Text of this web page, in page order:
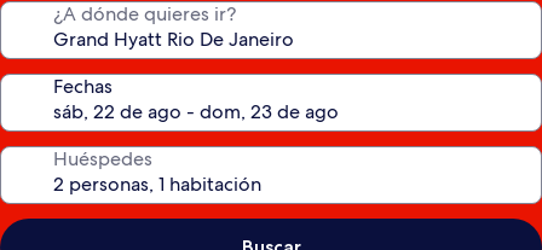
¿A dónde quieres ir?
Fechas
Huéspedes